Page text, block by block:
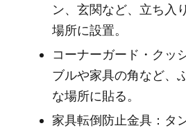
ン、玄関など、立ち入
場所に設置。
コーナーガード・クッ
ブルや家具の角など、
な場所に貼る。
家具転倒防止金具：タ